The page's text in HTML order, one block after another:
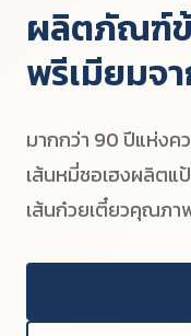
ผลิตภัณฑ์
พรีเมียมจ
มากกว่า 90 ปีแห่งคว
เส้นหมี่ชอเฮงผลิตแ
เส้นก๋วยเตี๋ยวคุณภา